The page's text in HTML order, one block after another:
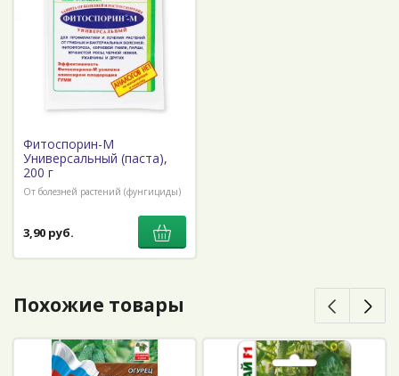
Фитоспорин-М
Универсальный (паста),
200 г
От болезней растений (фунгициды)
3,90 руб.
Похожие товары